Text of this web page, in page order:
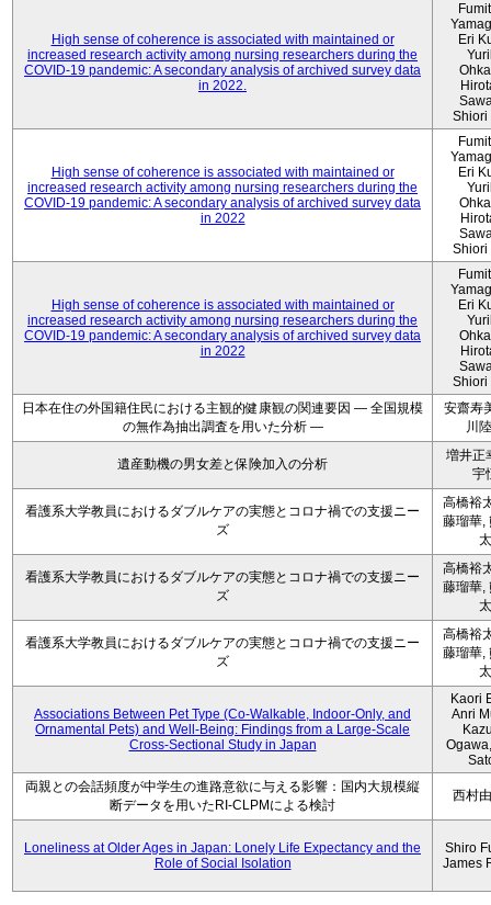
High sense of coherence is associated with maintained or
increased research activity among nursing researchers during the
COVID-19 pandemic: A secondary analysis of archived survey data
in 2022.
Eri
Shiori
High sense of coherence is associated with maintained or
increased research activity among nursing researchers during the
COVID-19 pandemic: A secondary analysis of archived survey data
in 2022
Eri
Shiori
High sense of coherence is associated with maintained or
increased research activity among nursing researchers during the
COVID-19 pandemic: A secondary analysis of archived survey data
in 2022
Eri
Shiori
日本在住の外国籍住民における主観的健康観の関連要因 ― 全国規模
の無作為抽出調査を用いた分析 ―
安齋寿
川
遺産動機の男女差と保険加入の分析
増井正
宇
看護系大学教員におけるダブルケアの実態とコロナ禍での支援ニー
ズ
高橋裕
藤瑠華,
太
看護系大学教員におけるダブルケアの実態とコロナ禍での支援ニー
ズ
高橋裕
藤瑠華,
太
看護系大学教員におけるダブルケアの実態とコロナ禍での支援ニー
ズ
高橋裕
藤瑠華,
太
Associations Between Pet Type (Co-Walkable, Indoor-Only, and
Ornamental Pets) and Well-Being: Findings from a Large-Scale
Cross-Sectional Study in Japan
Kaori
Anri
両親との会話頻度が中学生の進路意欲に与える影響：国内大規模縦
断データを用いたRI-CLPMによる検討
西村
Loneliness at Older Ages in Japan: Lonely Life Expectancy and the
Role of Social Isolation
Shiro
James